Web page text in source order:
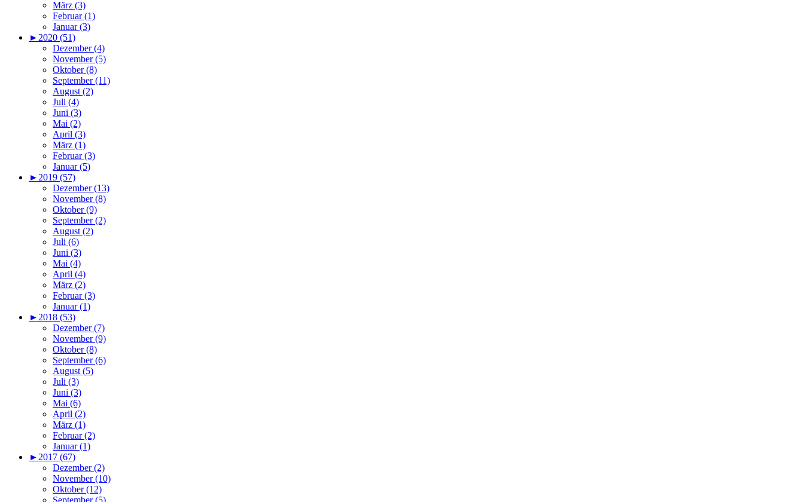
März (3)
Februar (1)
Januar (3)
► 2020 (51)
Dezember (4)
November (5)
Oktober (8)
September (11)
August (2)
Juli (4)
Juni (3)
Mai (2)
April (3)
März (1)
Februar (3)
Januar (5)
► 2019 (57)
Dezember (13)
November (8)
Oktober (9)
September (2)
August (2)
Juli (6)
Juni (3)
Mai (4)
April (4)
März (2)
Februar (3)
Januar (1)
► 2018 (53)
Dezember (7)
November (9)
Oktober (8)
September (6)
August (5)
Juli (3)
Juni (3)
Mai (6)
April (2)
März (1)
Februar (2)
Januar (1)
► 2017 (67)
Dezember (2)
November (10)
Oktober (12)
September (5)